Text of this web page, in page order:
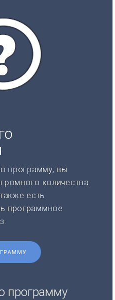
программу, вы
количества
есть
программное
программу